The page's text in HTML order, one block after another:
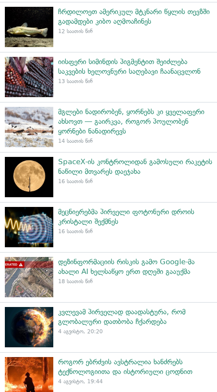
ჩრდილოეთ ამერიკულ მტკნარი წყლის თევზში
გადამდები კიბო აღმოაჩინეს
12 საათის წინ
იისფერი სიმინდის პიგმენტით შეიძლება
საკვების ხელოვნური საღებავი ჩაანაცვლონ
13 საათის წინ
მგლები ნადირობენ, ყორნებს კი ყველაფერი
ახსოვთ — გაირკვა, როგორ პოულობენ
ყორნები ნანადირევს
14 საათის წინ
SpaceX-ის კონტროლიდან გამოსული რაკეტის
ნაწილი მთვარეს დაეჯახა
16 საათის წინ
მეცნიერებმა პირველი ფოტონური დროის
კრისტალი შექმნეს
16 საათის წინ
დეზინფორმაციის რისკის გამო Google-მა
ახალი AI ხელსაწყო ერთ დღეში გააუქმა
18 საათის წინ
კვლევამ პირველად დაადასტურა, რომ
გლობალური დათბობა ჩქარდება
4 აგვისტო, 20:20
როგორ ებრძვის ავსტრალია ხანძრებს
ტექნოლოგიითა და ისტორიული ცოდნით
4 აგვისტო, 19:44